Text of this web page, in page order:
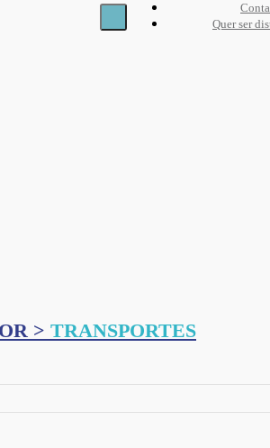
Quer ser
> TRANSPORTES